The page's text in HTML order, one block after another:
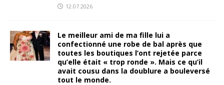
12.07.2026
Le meilleur ami de ma fille lui a
confectionné une robe de bal après que
toutes les boutiques l’ont rejetée parce
qu’elle était « trop ronde ». Mais ce qu’il
avait cousu dans la doublure a bouleversé
tout le monde.